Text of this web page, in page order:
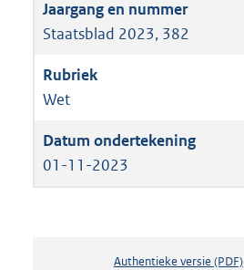
Staatsblad 2023, 382
Wet
01-11-2023
Authentieke versie (PDF)b